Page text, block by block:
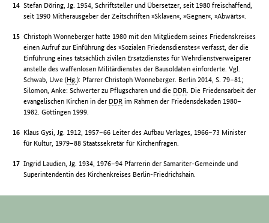
Stefan Döring, Jg. 1954, Schriftsteller und Übersetzer, seit 1980 freischaffend,
seit 1990 Mitherausgeber der Zeitschriften »Sklaven«, »Gegner«, »Abwärts«.
Christoph Wonneberger hatte 1980 mit den Mitgliedern seines Friedenskreises
einen Aufruf zur Einführung des »Sozialen Friedensdienstes« verfasst, der die
Einführung eines tatsächlich zivilen Ersatzdienstes für Wehrdienstverweigerer
anstelle des waffenlosen Militärdienstes der Bausoldaten einforderte. Vgl.
Schwab, Uwe (Hg.): Pfarrer Christoph Wonneberger. Berlin 2014, S. 79–81;
Silomon, Anke: Schwerter zu Pflugscharen und die DDR. Die Friedensarbeit der
evangelischen Kirchen in der DDR im Rahmen der Friedensdekaden 1980–
1982. Göttingen 1999.
Klaus Gysi, Jg. 1912, 1957–66 Leiter des Aufbau Verlages, 1966–73 Minister
für Kultur, 1979–88 Staatssekretär für Kirchenfragen.
Ingrid Laudien, Jg. 1934, 1976–94 Pfarrerin der Samariter-Gemeinde und
Superintendentin des Kirchenkreises Berlin-Friedrichshain.